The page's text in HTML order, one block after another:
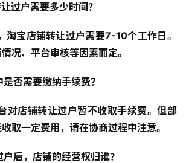
过户需要多少时间？
淘宝店铺转让过户需要7-10个工作日。
况、平台审核等因素而定。
否需要缴纳手续费？
对店铺转让过户暂不收取手续费。但部
取一定费用，请在协商过程中注意。
后，店铺的经营权归谁？